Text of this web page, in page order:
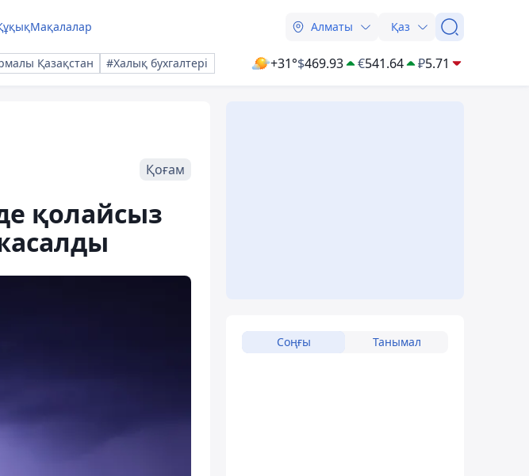
Мақалалар Алматы Қаз
Қазақстан #Халық бухгалтері +31°$469.93 €541.64 ₽5.71
Қоғам
қолайсыз
Соңғы Танымал